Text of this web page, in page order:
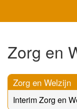
Zorg en
Zorg en Welzijn
Interim Zorg en